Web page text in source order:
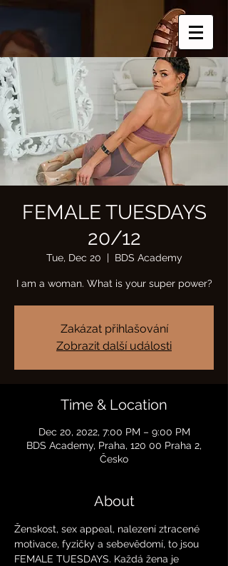
FEMALE TUESDAYS
20/12
Tue, Dec 20
  |
BDS Academy
Zakázat přihlašování
Zobrazit další události
Time & Location
Dec 20, 2022, 7:00 PM – 9:00 PM
BDS Academy, Praha, 120 00 Praha 2,
Česko
About
Ženskost, sex appeal, nalezení ztracené
motivace, fyzičky a sebevědomí, to jsou
FEMALE TUESDAYS. Každá žena je